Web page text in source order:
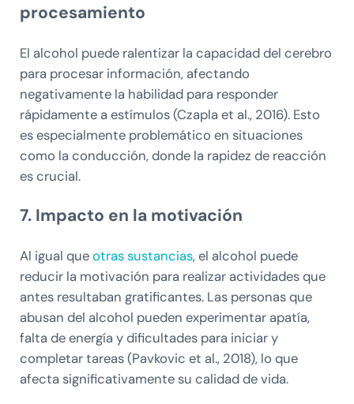
procesamiento
El alcohol puede ralentizar la capacidad del cerebro
para procesar información, afectando
negativamente la habilidad para responder
rápidamente a estímulos (Czapla et al., 2016). Esto
es especialmente problemático en situaciones
como la conducción, donde la rapidez de reacción
es crucial.
7. Impacto en la motivación
Al igual queotras sustancias, el alcohol puede
reducir la motivación para realizar actividades que
antes resultaban gratificantes. Las personas que
abusan del alcohol pueden experimentar apatía,
falta de energía y dificultades para iniciar y
completar tareas (Pavkovic et al., 2018), lo que
afecta significativamente su calidad de vida.